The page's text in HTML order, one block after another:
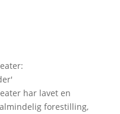
:
'
har lavet en
forestilling,